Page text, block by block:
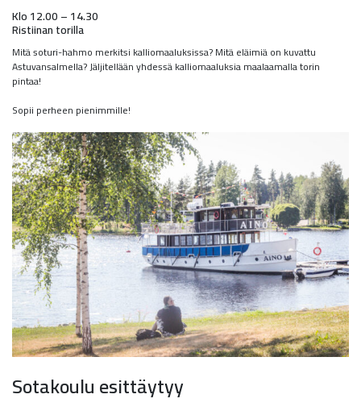
Klo 12.00 – 14.30
Ristiinan torilla
Mitä soturi-hahmo merkitsi kalliomaaluksissa? Mitä eläimiä on kuvattu
Astuvansalmella? Jäljitellään yhdessä kalliomaaluksia maalaamalla torin
pintaa!
Sopii perheen pienimmille!
Sotakoulu esittäytyy